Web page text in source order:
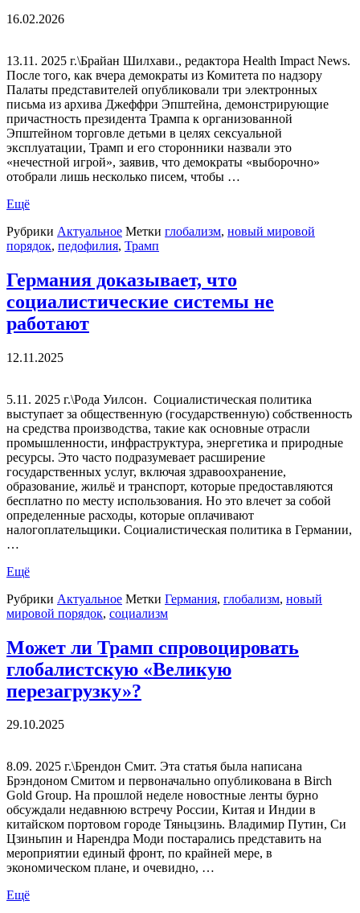
16.02.2026
13.11. 2025 г.\Брайан Шилхави., редактора Health Impact News.
После того, как вчера демократы из Комитета по надзору
Палаты представителей опубликовали три электронных
письма из архива Джеффри Эпштейна, демонстрирующие
причастность президента Трампа к организованной
Эпштейном торговле детьми в целях сексуальной
эксплуатации, Трамп и его сторонники назвали это
«нечестной игрой», заявив, что демократы «выборочно»
отобрали лишь несколько писем, чтобы …
Ещё
Рубрики Актуальное Метки глобализм, новый мировой
порядок, педофилия, Трамп
Германия доказывает, что
социалистические системы не
работают
12.11.2025
5.11. 2025 г.\Рода Уилсон. Социалистическая политика
выступает за общественную (государственную) собственность
на средства производства, такие как основные отрасли
промышленности, инфраструктура, энергетика и природные
ресурсы. Это часто подразумевает расширение
государственных услуг, включая здравоохранение,
образование, жильё и транспорт, которые предоставляются
бесплатно по месту использования. Но это влечет за собой
определенные расходы, которые оплачивают
налогоплательщики. Социалистическая политика в Германии,
…
Ещё
Рубрики Актуальное Метки Германия, глобализм, новый
мировой порядок, социализм
Может ли Трамп спровоцировать
глобалистскую «Великую
перезагрузку»?
29.10.2025
8.09. 2025 г.\Брендон Смит. Эта статья была написана
Брэндоном Смитом и первоначально опубликована в Birch
Gold Group. На прошлой неделе новостные ленты бурно
обсуждали недавнюю встречу России, Китая и Индии в
китайском портовом городе Тяньцзинь. Владимир Путин, Си
Цзиньпин и Нарендра Моди постарались представить на
мероприятии единый фронт, по крайней мере, в
экономическом плане, и очевидно, …
Ещё